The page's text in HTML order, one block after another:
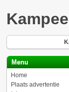
Menu
Home
Plaats advertentie